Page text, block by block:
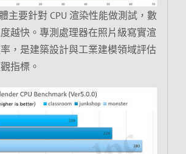
主要針對 CPU 渲染性能做測試，數
越快。專測處理器在照片級寫實渲
，是建築設計與工業建模領域評估
指標。